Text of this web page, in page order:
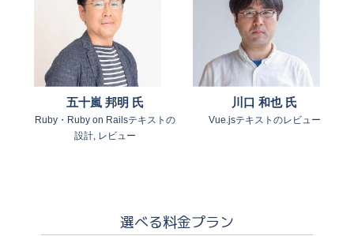
五十嵐 邦明 氏
Ruby・Ruby on Railsテキストの
設計, レビュー
川口 和也 氏
Vue.jsテキストのレビュー
選べる料金プラン